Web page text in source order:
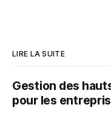
LIRE LA SUITE
Gestion des
pour les